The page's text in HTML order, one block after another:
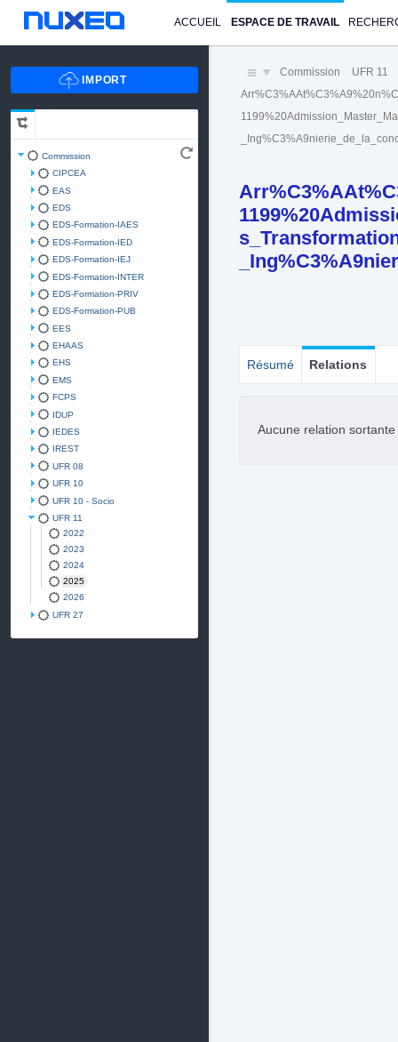
ACCUEIL ESPACE DE TRAVAIL
Commission
CIPCEA
EAS
EDS
EDS-Formation-IAES
EDS-Formation-IED
EDS-Formation-IEJ
EDS-Formation-INTER
EDS-Formation-PRIV
EDS-Formation-PUB
EES
EHAAS
EHS
EMS
FCPS
IDUP
IEDES
IREST
UFR 08
UFR 10
UFR 10 - Socio
UFR 11
2022
2023
2024
2025
2026
UFR 27
Commission UFR 11
Résumé Relations
Aucune relation